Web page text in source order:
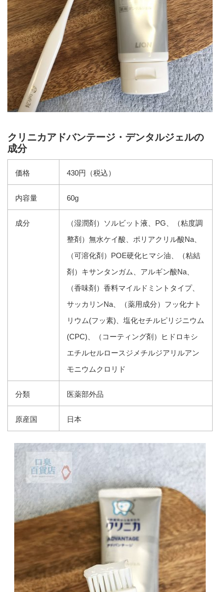
クリニカアドバンテージ・デンタルジェルの
成分
価格 430円（税込）
内容量 60g
成分
（湿潤剤）ソルビット液、PG、（粘度調
整剤）無水ケイ酸、ポリアクリル酸Na、
（可溶化剤）POE硬化ヒマシ油、（粘結
剤）キサンタンガム、アルギン酸Na、
（香味剤）香料マイルドミントタイプ、
サッカリンNa、（薬用成分）フッ化ナト
リウム(フッ素)、塩化セチルピリジニウム
(CPC)、（コーティング剤）ヒドロキシ
エチルセルロースジメチルジアリルアン
モニウムクロリド
分類 医薬部外品
原産国 日本